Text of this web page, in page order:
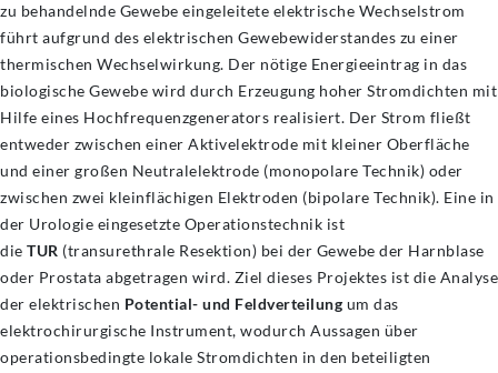
zu behandelnde Gewebe eingeleitete elektrische Wechselstrom
führt aufgrund des elektrischen Gewebewiderstandes zu einer
thermischen Wechselwirkung. Der nötige Energieeintrag in das
biologische Gewebe wird durch Erzeugung hoher Stromdichten mit
Hilfe eines Hochfrequenzgenerators realisiert. Der Strom fließt
entweder zwischen einer Aktivelektrode mit kleiner Oberfläche
und einer großen Neutralelektrode (monopolare Technik) oder
zwischen zwei kleinflächigen Elektroden (bipolare Technik). Eine in
der Urologie eingesetzte Operationstechnik ist
die TUR (transurethrale Resektion) bei der Gewebe der Harnblase
oder Prostata abgetragen wird. Ziel dieses Projektes ist die Analyse
der elektrischen Potential- und Feldverteilung um das
elektrochirurgische Instrument, wodurch Aussagen über
operationsbedingte lokale Stromdichten in den beteiligten